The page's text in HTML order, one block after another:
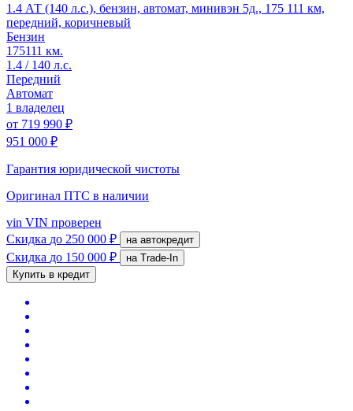
1.4 АТ (140 л.с.), бензин, автомат, минивэн 5д., 175 111 км,
передний, коричневый
Бензин
175111 км.
1.4 / 140 л.с.
Передний
Автомат
1 владелец
от 719 990 ₽
951 000 ₽
Гарантия юридической чистоты
Оригинал ПТС в наличии
vin VIN проверен
Скидка до 250 000 ₽ на автокредит
Скидка до 150 000 ₽
на Trade-In
Купить в кредит